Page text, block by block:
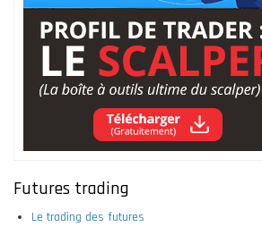
Futures trading
Le trading des futures